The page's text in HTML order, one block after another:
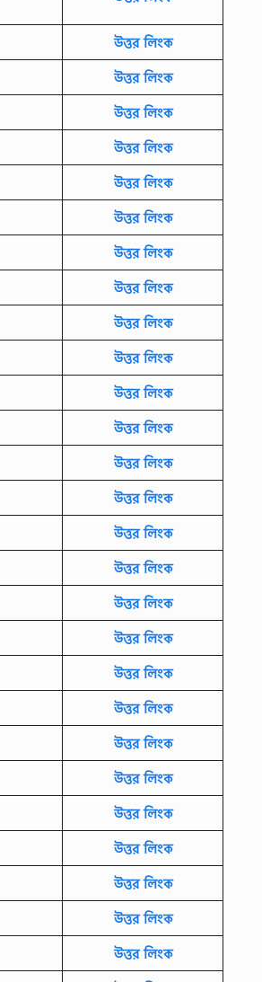
উত্তর লিংক
উত্তর লিংক
উত্তর লিংক
উত্তর লিংক
উত্তর লিংক
উত্তর লিংক
উত্তর লিংক
উত্তর লিংক
উত্তর লিংক
উত্তর লিংক
উত্তর লিংক
উত্তর লিংক
উত্তর লিংক
উত্তর লিংক
উত্তর লিংক
উত্তর লিংক
উত্তর লিংক
উত্তর লিংক
উত্তর লিংক
উত্তর লিংক
উত্তর লিংক
উত্তর লিংক
উত্তর লিংক
উত্তর লিংক
উত্তর লিংক
উত্তর লিংক
উত্তর লিংক